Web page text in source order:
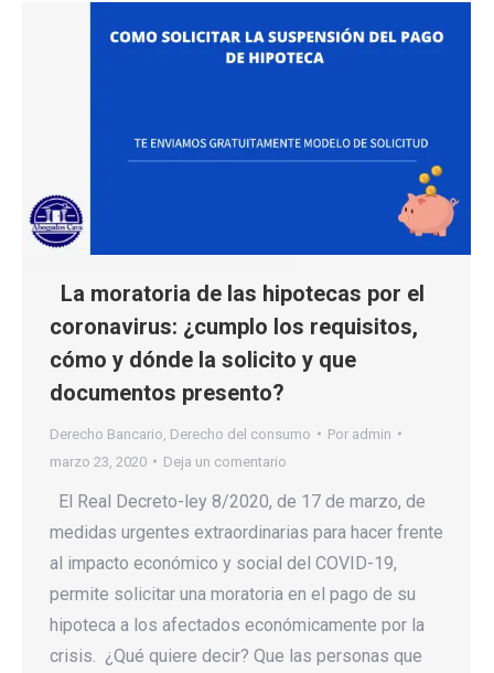
La moratoria de las hipotecas por el
coronavirus: ¿cumplo los requisitos,
cómo y dónde la solicito y que
documentos presento?
Derecho Bancario Derecho del consumo Por admin
marzo 23, 2020
Deja un comentario
El Real Decreto-ley 8/2020, de 17 de marzo, de
medidas urgentes extraordinarias para hacer frente
al impacto económico y social del COVID-19,
permite solicitar una moratoria en el pago de su
hipoteca a los afectados económicamente por la
crisis. ¿Qué quiere decir? Que las personas que